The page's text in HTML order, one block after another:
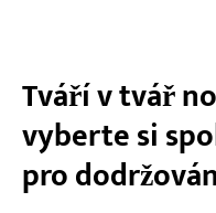
Tváří v tvář
vyberte si
pro